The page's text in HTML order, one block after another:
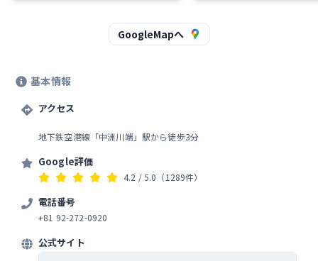
骨付きぶつ切り肉、もも肉がひとつず
つ 砂肝を練り込んだ、コリコリ食感が
るとなお良い 砂肝の食感が強く、かな
じる 水炊き以外もどれも完成度が高い
が悪い気もする 強いて言うなら肉をも
があればお伺いいたします。
GoogleMapへ
基本情報
アクセス
地下鉄空港線「中洲川端」駅から徒歩3分
Google評価
4.2 / 5.0 （1289件）
電話番号
+81 92-272-0920
公式サイト